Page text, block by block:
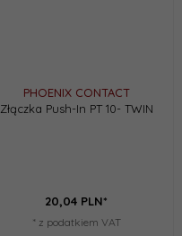
PHOENIX CONTACT
Złączka Push-In PT 10- TWIN
20,04 PLN*
* z podatkiem VAT